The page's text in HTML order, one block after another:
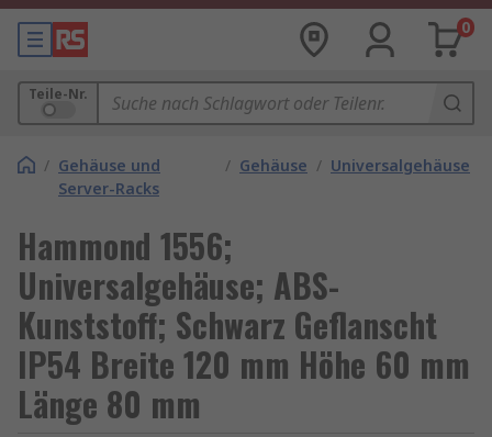
0
Teile-Nr.
/ Gehäuse und
Server-Racks
/ Gehäuse / Universalgehäuse
Hammond 1556;
Universalgehäuse; ABS-
Kunststoff; Schwarz Geflanscht
IP54 Breite 120 mm Höhe 60 mm
Länge 80 mm